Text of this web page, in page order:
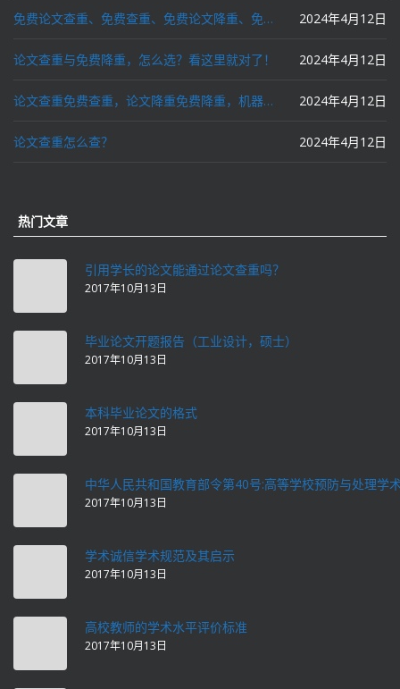
免费论文查重、免费查重、免费论文降重、免费降重、智能降重、一键降重、降低AIGC写作率、AI写论文，这些名词你了解吗？ 2024年4月12日
论文查重与免费降重，怎么选？看这里就对了！ 2024年4月12日
论文查重免费查重，论文降重免费降重，机器降重，人工降重，降低AIGC写作率，ai写论文，都要选论文狗和paperdog以及文思慧达！ 2024年4月12日
论文查重怎么查？ 2024年4月12日
热门文章
引用学长的论文能通过论文查重吗？
2017年10月13日
毕业论文开题报告（工业设计，硕士）
2017年10月13日
本科毕业论文的格式
2017年10月13日
中华人民共和国教育部令第40号:高等学校预防与处理学
2017年10月13日
学术诚信学术规范及其启示
2017年10月13日
高校教师的学术水平评价标准
2017年10月13日